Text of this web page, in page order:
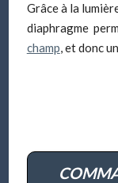
Grâce à la
diaphragme
champ, et donc